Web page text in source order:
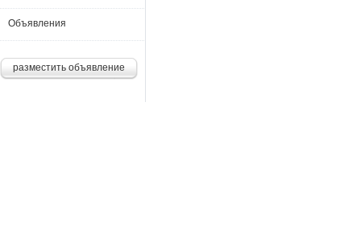
Объявления
разместить объявление